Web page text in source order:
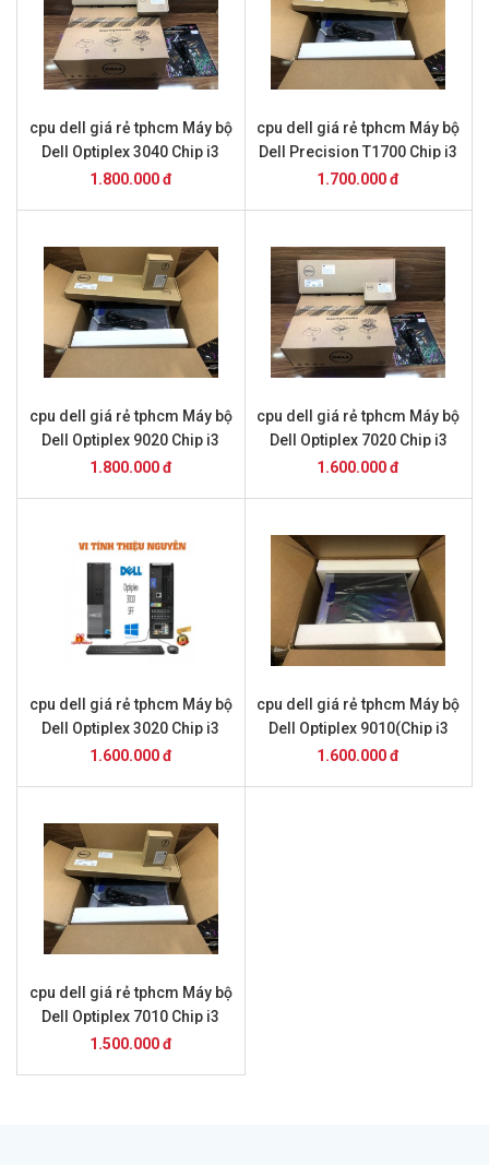
cpu dell giá rẻ tphcm Máy bộ
Dell Optiplex 3040 Chip i3
6100 + 4Gb ram + ssd 128
1.800.000 đ
cpu dell giá rẻ tphcm Máy bộ
Dell Precision T1700 Chip i3
4130 + 4Gb ram + ssd 128
1.700.000 đ
cpu dell giá rẻ tphcm Máy bộ
Dell Optiplex 9020 Chip i3
4130 + 4Gb ram + ssd 128
1.800.000 đ
cpu dell giá rẻ tphcm Máy bộ
Dell Optiplex 7020 Chip i3
2100 + 8Gb ram + ssd 128
1.600.000 đ
cpu dell giá rẻ tphcm Máy bộ
Dell Optiplex 3020 Chip i3
2100 + 8 Gb ram + ssd 128
1.600.000 đ
cpu dell giá rẻ tphcm Máy bộ
Dell Optiplex 9010(Chip i3
2100 + 4Gb ram + ssd 128
1.600.000 đ
cpu dell giá rẻ tphcm Máy bộ
Dell Optiplex 7010 Chip i3
2100 + 4Gb ram + ssd 128
1.500.000 đ